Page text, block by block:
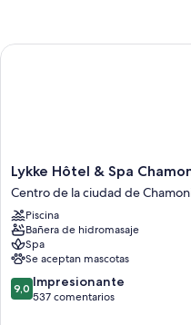
Lykke
Hôtel
&
Spa
Chamonix
Centro
de
la
ciudad
Lykke Hôtel & Spa
Centro de la ciudad de
Piscina
Bañera de hidromasaje
Spa
Se aceptan mascotas
9.0
sobre
9,0 Impresionante
537 comentarios
Lykke Hôtel & Spa Chamonix